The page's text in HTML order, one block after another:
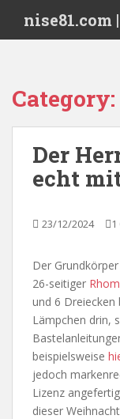
i
Category:
Der
echt
23/12/2024
Der
26-seitiger
und 6 Dreiecken
Lämpchen drin,
beispielsweise
jedoch
Lizenz
dieser